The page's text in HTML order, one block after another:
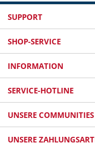
SUPPORT
SHOP-SERVICE
INFORMATION
SERVICE-HOTLINE
UNSERE COMMUNITIES
UNSERE